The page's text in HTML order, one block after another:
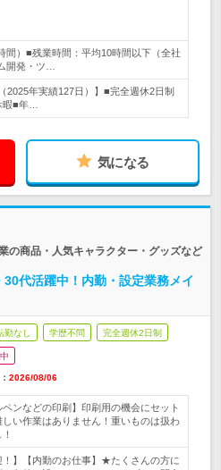
間）■残業時間：平均10時間以下（全社
開発・ツ…
2025年実績127日）】■完全週休2日制
暇■年…
気になる
の商品・人気キャラクター・グッズなど
代活躍中！内勤・設定業務メイ
勤なし 学歴不問 完全週休2日制
2026/08/06
ペンなどの印刷】印刷用の機会にセット
い作業はありません！重いものは扱わ
！】【内勤のお仕事】★たくさんの方に